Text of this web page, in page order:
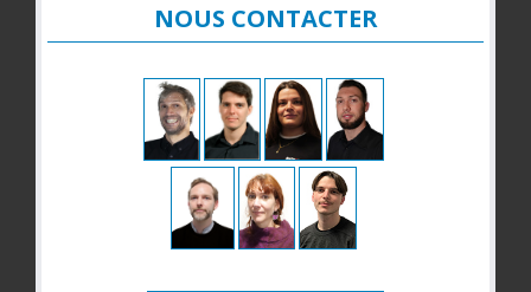
NOUS CONTACTER